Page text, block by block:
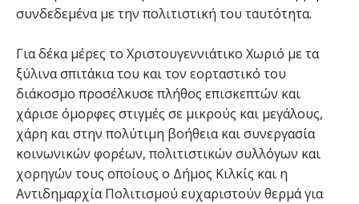
συνδεδεμένα με την πολιτιστική του ταυτότητα.
Για δέκα μέρες το Χριστουγεννιάτικο Χωριό με τα
ξύλινα σπιτάκια του και τον εορταστικό του
διάκοσμο προσέλκυσε πλήθος επισκεπτών και
χάρισε όμορφες στιγμές σε μικρούς και μεγάλους,
χάρη και στην πολύτιμη βοήθεια και συνεργασία
κοινωνικών φορέων, πολιτιστικών συλλόγων και
χορηγών τους οποίους ο Δήμος Κιλκίς και η
Αντιδημαρχία Πολιτισμού ευχαριστούν θερμά για